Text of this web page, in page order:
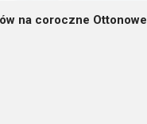
na coroczne Ottonowe